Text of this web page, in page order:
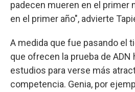
padecen mueren en el primer
en el primer año", advierte
A medida que fue pasando el
que ofrecen la prueba de ADN
estudios para verse más
competencia. Genia, por